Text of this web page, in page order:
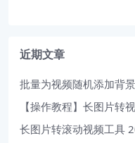
近期文章
批量为视频随机添加背
【操作教程】长图片转
长图片转滚动视频工具